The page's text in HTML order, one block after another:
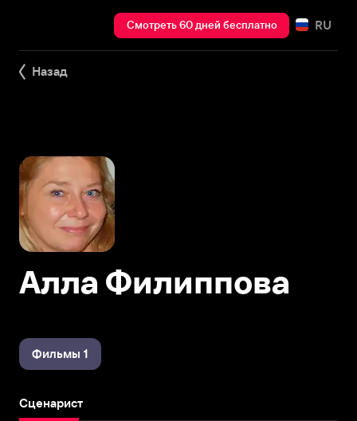
Смотреть 60 дней бесплатно RU
Назад
Алла Филиппова
Фильмы 1
Сценарист